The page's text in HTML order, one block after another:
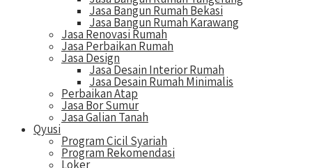
Jasa Bangun Rumah Bekasi
Jasa Bangun Rumah Karawang
Jasa Renovasi Rumah
Jasa Perbaikan Rumah
Jasa Design
Jasa Desain Interior Rumah
Jasa Desain Rumah Minimalis
Perbaikan Atap
Jasa Bor Sumur
Jasa Galian Tanah
Qyusi
Program Cicil Syariah
Program Rekomendasi
Loker